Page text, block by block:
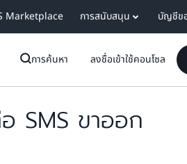
Marketplace การสนับสนุน บัญชีข
การค้นหา ลงชื่อเข้าใช้คอนโซล
SMS ขาออก